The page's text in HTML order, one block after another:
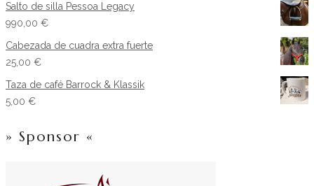
Salto de silla Pessoa Legacy
990,00 €
Cabezada de cuadra extra fuerte
25,00 €
Taza de café Barrock & Klassik
5,00 €
» Sponsor «